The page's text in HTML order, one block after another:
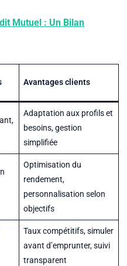
Mutuel : Un Bilan
Avantages clients
Adaptation aux profils et
besoins, gestion
simplifiée
Optimisation du
rendement,
personnalisation selon
objectifs
Taux compétitifs, simuler
avant d’emprunter, suivi
transparent